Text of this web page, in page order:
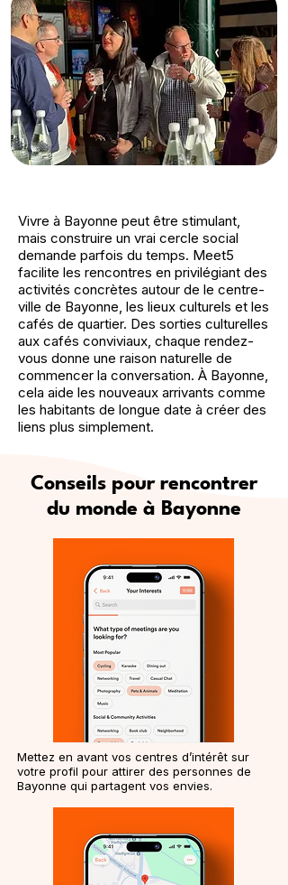
Vivre à Bayonne peut être stimulant,
mais construire un vrai cercle social
demande parfois du temps. Meet5
facilite les rencontres en privilégiant des
activités concrètes autour de le centre-
ville de Bayonne, les lieux culturels et les
cafés de quartier. Des sorties culturelles
aux cafés conviviaux, chaque rendez-
vous donne une raison naturelle de
commencer la conversation. À Bayonne,
cela aide les nouveaux arrivants comme
les habitants de longue date à créer des
liens plus simplement.
Conseils pour rencontrer
du monde à Bayonne
Mettez en avant vos centres d’intérêt sur
votre profil pour attirer des personnes de
Bayonne qui partagent vos envies.